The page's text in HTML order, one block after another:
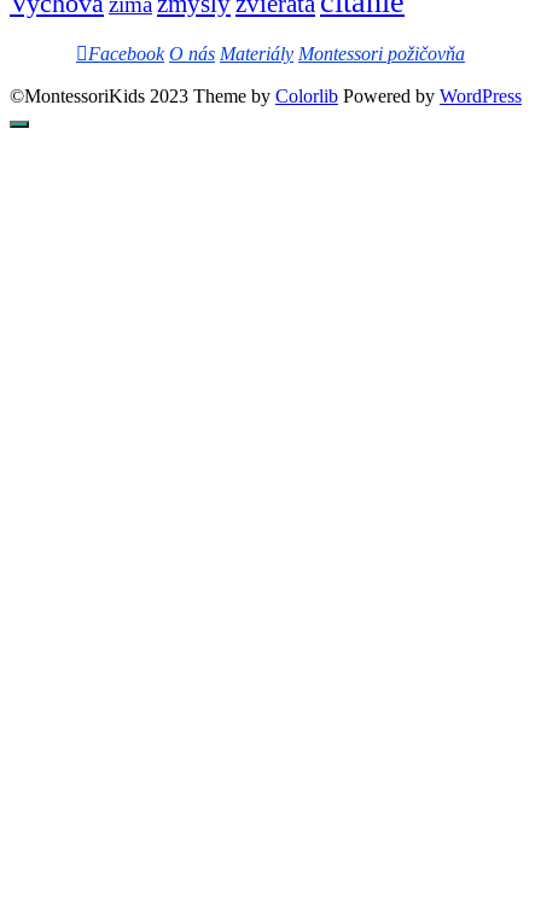
Facebook O nás Materiály Montessori požičovňa
©MontessoriKids 2023 Theme by Colorlib Powered by WordPress